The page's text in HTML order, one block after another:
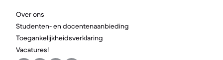
Over ons
Studenten- en docentenaanbieding
Toegankelijkheidsverklaring
Vacatures!